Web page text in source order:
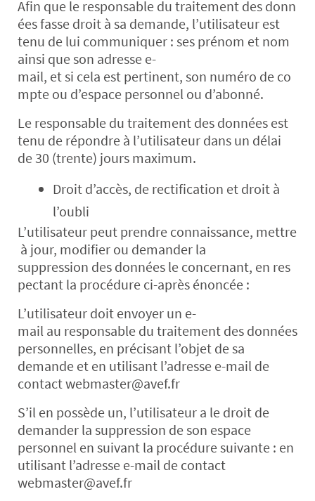
Afin que le responsable du traitement des donn
ées fasse droit à sa demande, l’utilisateur est
tenu de lui communiquer : ses prénom et nom
ainsi que son adresse e-
mail, et si cela est pertinent, son numéro de co
mpte ou d’espace personnel ou d’abonné.
Le responsable du traitement des données est
tenu de répondre à l’utilisateur dans un délai
de 30 (trente) jours maximum.
Droit d’accès, de rectification et droit à
l’oubli
L’utilisateur peut prendre connaissance, mettre
à jour, modifier ou demander la
suppression des données le concernant, en res
pectant la procédure ci-après énoncée :
L’utilisateur doit envoyer un e-
mail au responsable du traitement des données
personnelles, en précisant l’objet de sa
demande et en utilisant l’adresse e-mail de
contact webmaster@avef.fr
S’il en possède un, l’utilisateur a le droit de
demander la suppression de son espace
personnel en suivant la procédure suivante : en
utilisant l’adresse e-mail de contact
webmaster@avef.fr